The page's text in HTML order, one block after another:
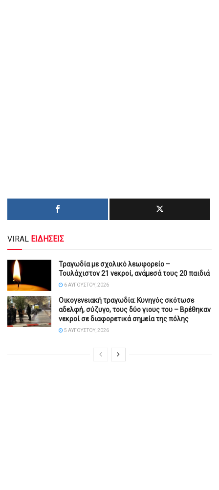
VIRAL ΕΙΔΗΣΕΙΣ
Τραγωδία με σχολικό λεωφορείο –
Τουλάχιστον 21 νεκροί, ανάμεσά τους 20 παιδιά
6 ΑΥΓΟΎΣΤΟΥ, 2026
Οικογενειακή τραγωδία: Κυνηγός σκότωσε
αδελφή, σύζυγο, τους δύο γιους του – Βρέθηκαν
νεκροί σε διαφορετικά σημεία της πόλης
5 ΑΥΓΟΎΣΤΟΥ, 2026